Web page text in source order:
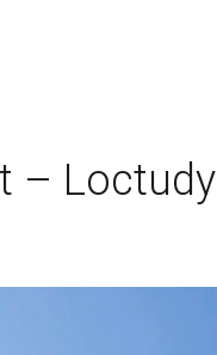
– Loctudy